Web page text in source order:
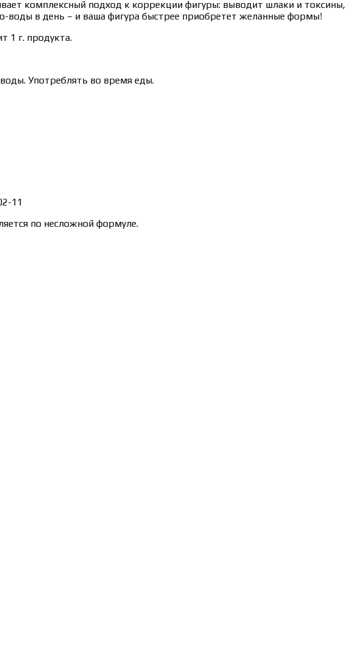
комплексный подход к коррекции фигуры: выводит шлаки и токсины,
воды в день – и ваша фигура быстрее приобретет желанные формы!
1 г. продукта.
Употреблять во время еды.
11
по несложной формуле.